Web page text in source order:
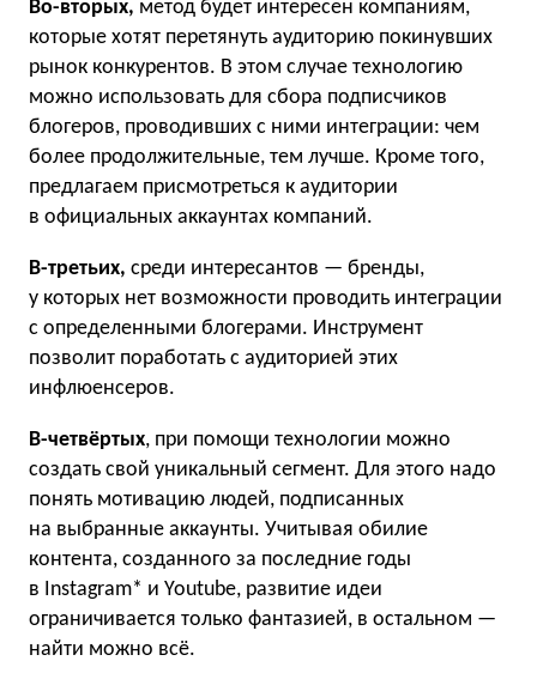
Во-вторых, метод будет интересен компаниям,
которые хотят перетянуть аудиторию покинувших
рынок конкурентов. В этом случае технологию
можно использовать для сбора подписчиков
блогеров, проводивших с ними интеграции: чем
более продолжительные, тем лучше. Кроме того,
предлагаем присмотреться к аудитории
в официальных аккаунтах компаний.
В-третьих, среди интересантов — бренды,
у которых нет возможности проводить интеграции
с определенными блогерами. Инструмент
позволит поработать с аудиторией этих
инфлюенсеров.
В-четвёртых, при помощи технологии можно
создать свой уникальный сегмент. Для этого надо
понять мотивацию людей, подписанных
на выбранные аккаунты. Учитывая обилие
контента, созданного за последние годы
в Instagram* и Youtube, развитие идеи
ограничивается только фантазией, в остальном —
найти можно всё.